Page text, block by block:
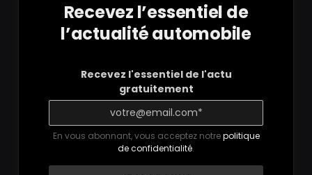
Recevez l’essentiel de
l’actualité automobile
Recevez l'essentiel de l'actu
gratuitement
En vous abonnant, vous acceptez notrepolitique
de confidentialité.